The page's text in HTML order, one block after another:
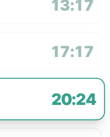
13:17
17:17
20:24